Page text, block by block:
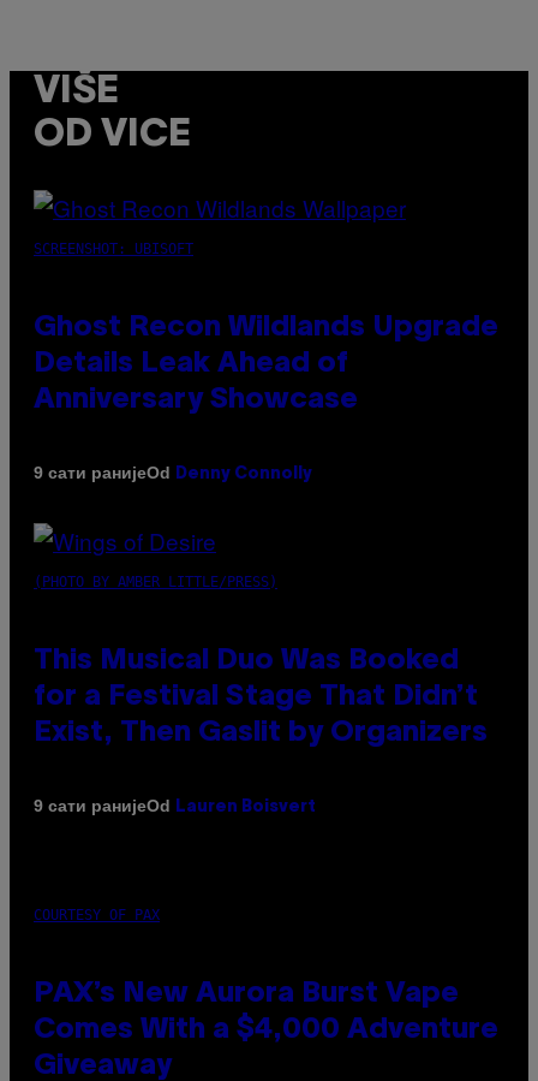
VIŠE
OD VICE
SCREENSHOT: UBISOFT
Ghost Recon Wildlands Upgrade
Details Leak Ahead of
Anniversary Showcase
9 сати ранијеOd Denny Connolly
(PHOTO BY AMBER LITTLE/PRESS)
This Musical Duo Was Booked
for a Festival Stage That Didn’t
Exist, Then Gaslit by Organizers
9 сати ранијеOd Lauren Boisvert
COURTESY OF PAX
PAX’s New Aurora Burst Vape
Comes With a $4,000 Adventure
Giveaway